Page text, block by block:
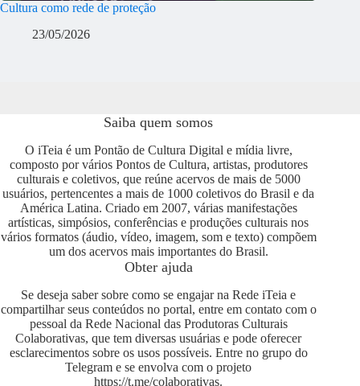
Cultura como rede de proteção
23/05/2026
Saiba quem somos
O iTeia é um Pontão de Cultura Digital e mídia livre,
composto por vários Pontos de Cultura, artistas, produtores
culturais e coletivos, que reúne acervos de mais de 5000
usuários, pertencentes a mais de 1000 coletivos do Brasil e da
América Latina. Criado em 2007, várias manifestações
artísticas, simpósios, conferências e produções culturais nos
vários formatos (áudio, vídeo, imagem, som e texto) compõem
um dos acervos mais importantes do Brasil.
Obter ajuda
Se deseja saber sobre como se engajar na Rede iTeia e
compartilhar seus conteúdos no portal, entre em contato com o
pessoal da Rede Nacional das Produtoras Culturais
Colaborativas, que tem diversas usuárias e pode oferecer
esclarecimentos sobre os usos possíveis. Entre no grupo do
Telegram e se envolva com o projeto
https://t.me/colaborativas.